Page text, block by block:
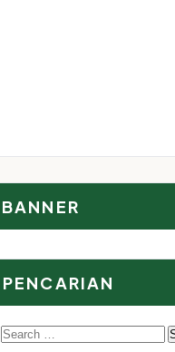
BANNER
PENCARIAN
Search